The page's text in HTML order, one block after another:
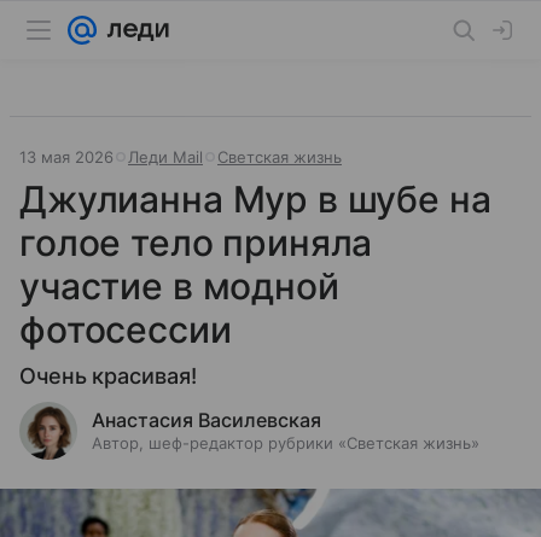
13 мая 2026 Леди Mail Светская жизнь
Джулианна Мур в шубе на
голое тело приняла
участие в модной
фотосессии
Очень красивая!
Анастасия Василевская
Автор, шеф-редактор рубрики «Светская жизнь»